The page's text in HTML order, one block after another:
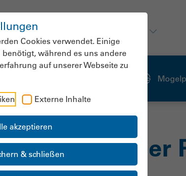
Cookies verwendet. Einige
während es uns andere
auf unserer Webseite zu
Externe Inhalte
akzeptieren
& schließen in der